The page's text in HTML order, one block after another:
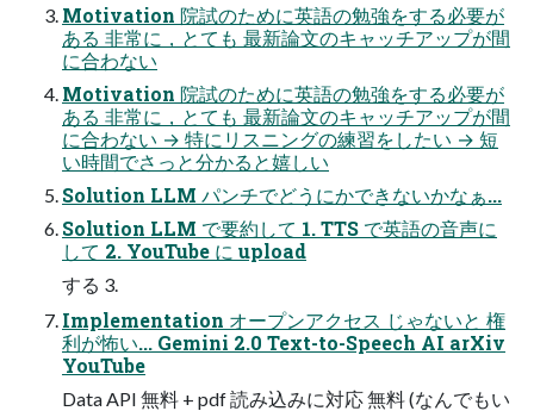
Motivation 院試のために英語の勉強をする必要が
ある 非常に，とても 最新論文のキャッチアップが間
に合わない
Motivation 院試のために英語の勉強をする必要が
ある 非常に，とても 最新論文のキャッチアップが間
に合わない → 特にリスニングの練習をしたい → 短
い時間でさっと分かると嬉しい
Solution LLM パンチでどうにかできないかなぁ...
Solution LLM で要約して 1. TTS で英語の音声に
して 2. YouTube に upload
する 3.
Implementation オープンアクセス じゃないと 権
利が怖い... Gemini 2.0 Text-to-Speech AI arXiv
YouTube
Data API 無料 + pdf 読み込みに対応 無料 (なんでもい